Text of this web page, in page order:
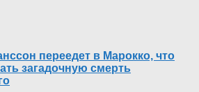
переедет в Марокко, что
загадочную смерть